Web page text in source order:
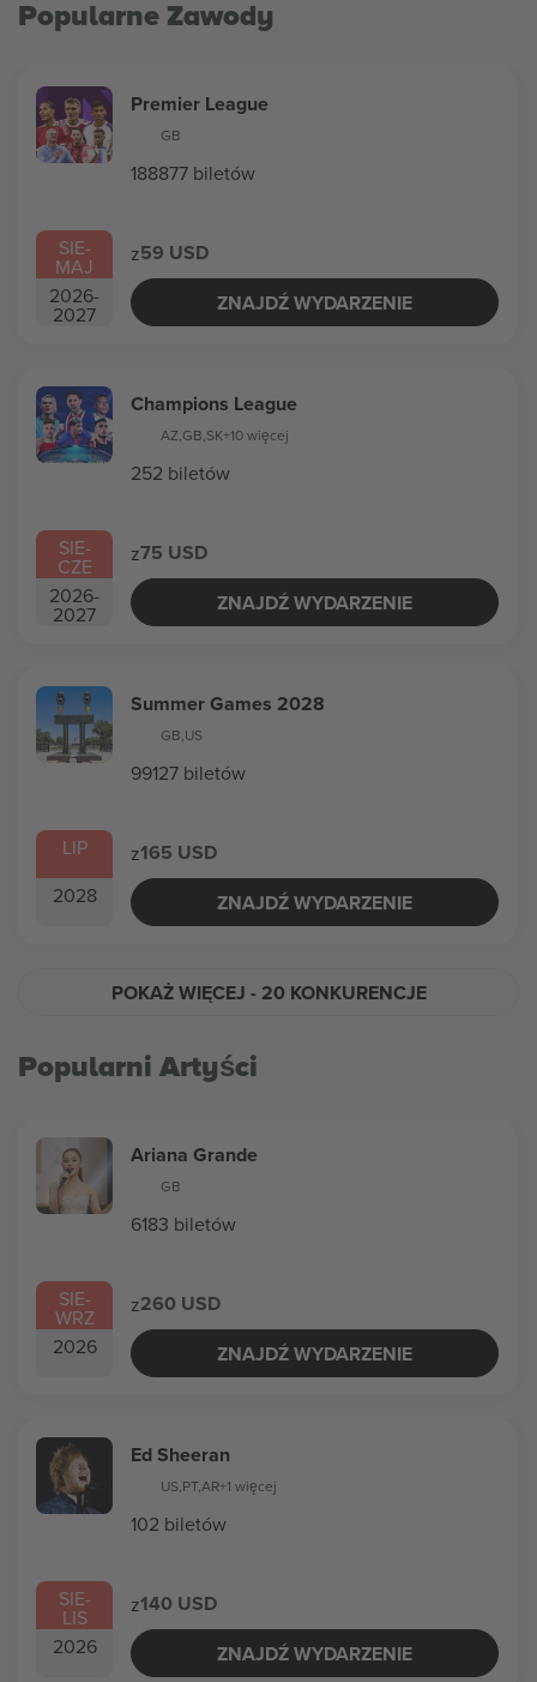
Popularne Zawody
SIE-
MAJ
2026-
2027
Premier League
GB
188877 biletów
z59 USD
ZNAJDŹ WYDARZENIE
SIE-
CZE
2026-
2027
Champions League
AZ,GB,SK+10 więcej
252 biletów
z75 USD
ZNAJDŹ WYDARZENIE
LIP
2028
Summer Games 2028
GB,US
99127 biletów
z165 USD
ZNAJDŹ WYDARZENIE
POKAŻ WIĘCEJ - 20 KONKURENCJE
Popularni Artyści
SIE-
WRZ
2026
Ariana Grande
GB
6183 biletów
z260 USD
ZNAJDŹ WYDARZENIE
SIE-
LIS
2026
Ed Sheeran
US,PT,AR+1 więcej
102 biletów
z140 USD
ZNAJDŹ WYDARZENIE